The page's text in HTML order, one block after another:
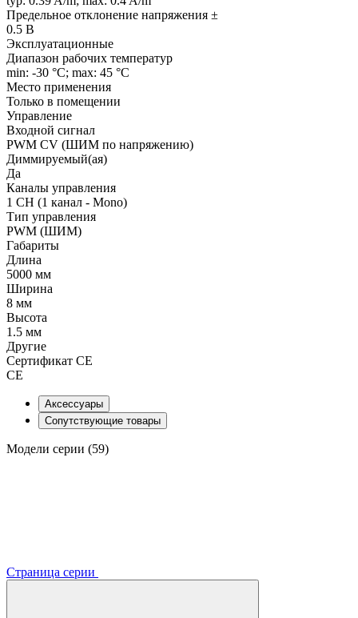
Предельное отклонение напряжения ±
0.5 В
Эксплуатационные
Диапазон рабочих температур
min: -30 °C; max: 45 °C
Место применения
Только в помещении
Управление
Входной сигнал
PWM СV (ШИМ по напряжению)
Диммируемый(ая)
Да
Каналы управления
1 CH (1 канал - Mono)
Тип управления
PWM (ШИМ)
Габариты
Длина
5000 мм
Ширина
8 мм
Высота
1.5 мм
Другие
Сертификат CE
CE
Аксессуары
Сопутствующие товары
Модели серии (59)
Страница серии